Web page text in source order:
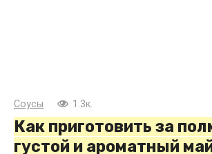
Соусы 1.3к.
Как приготовить за
густой и ароматный